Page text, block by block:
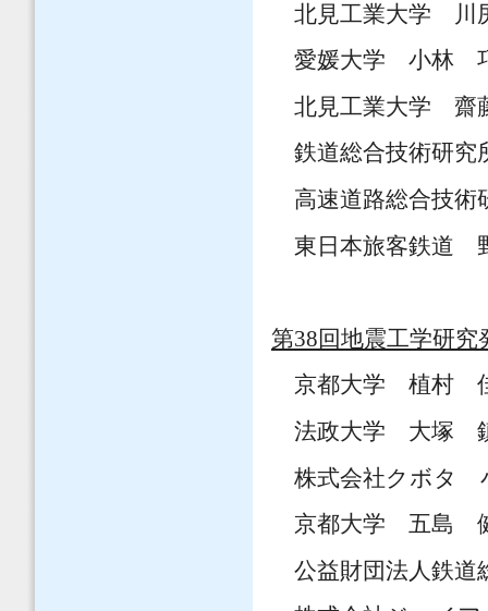
北見工業大学 川
愛媛大学 小林
北見工業大学 齋
鉄道総合技術研
高速道路総合技
東日本旅客鉄道
第38回地震工学研究
京都大学 植村
法政大学 大塚
株式会社クボタ
京都大学 五島
公益財団法人鉄